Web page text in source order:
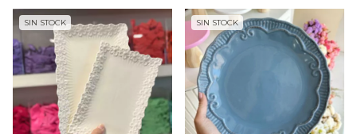
SIN STOCK SIN STOCK